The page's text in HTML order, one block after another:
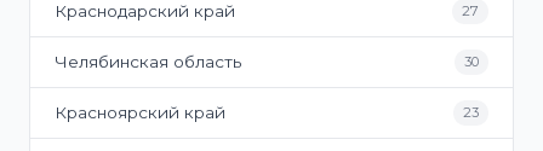
Краснодарский край 27
Челябинская область 30
Красноярский край 23